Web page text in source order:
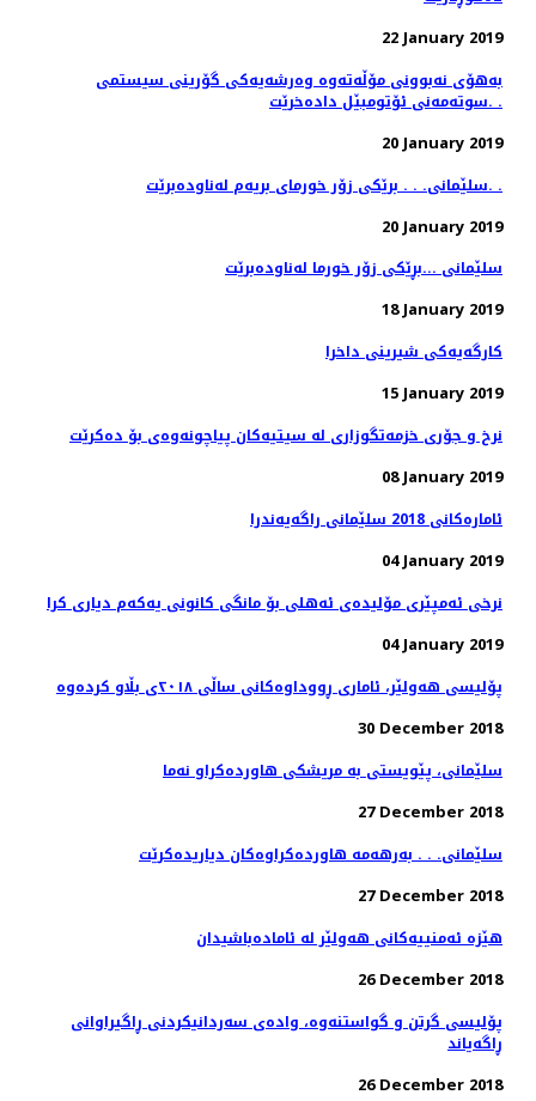
22 January 2019
به‌هۆی نه‌بوونی مۆڵه‌ته‌وه‌ وه‌رشه‌یه‌كی گۆرینی سیستمی
سوته‌مه‌نی ئۆتومبێل داده‌خرێت. .
20 January 2019
سلێمانی. . . برێكی زۆر خورمای بریه‌م له‌ناوده‌برێت. .
20 January 2019
سلێمانی ...بڕێكی زۆر خورما له‌ناوده‌برێت
18 January 2019
كارگه‌یه‌كی شیرینی داخرا
15 January 2019
08 January 2019
ئاماره‌كانی 2018 سلێمانی راگه‌یه‌ندرا
04 January 2019
نرخی ئەمپێری مۆلیدەی ئەهلی بۆ مانگی كانونی یەكەم دیاری كرا
04 January 2019
پۆلیسی هەولێر، ئاماری ڕووداوەكانی ساڵی ٢٠١٨ی بڵاو كردەوە
30 December 2018
27 December 2018
سلێمانی. . . به‌رهه‌مه‌ هاورده‌كراوه‌كان دیاریده‌كرێت
27 December 2018
هێزە ئەمنییەكانی هەولێر لە ئامادەباشیدان
26 December 2018
پۆلیسی گرتن و گواستنەوە، وادەی سەردانیكردنی ڕاگیراوانی
ڕاگەیاند
26 December 2018